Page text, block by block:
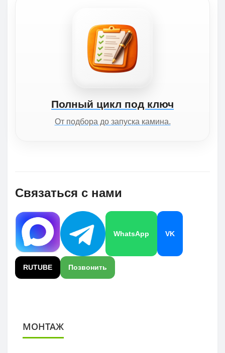
Полный цикл под ключ
От подбора до запуска камина.
Связаться с нами
WhatsApp VK
RUTUBE Позвонить
МОНТАЖ